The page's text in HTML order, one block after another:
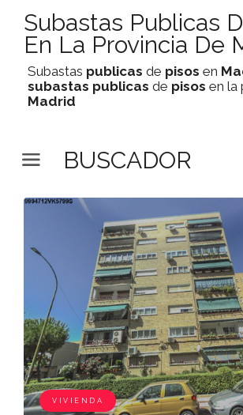
Subastas Publicas
En La Provincia De
Subastas publicas de pisos en
subastas publicas de pisos en la
Madrid
BUSCADOR
VIVIENDA